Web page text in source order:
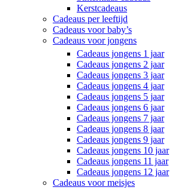
Kerstcadeaus
Cadeaus per leeftijd
Cadeaus voor baby’s
Cadeaus voor jongens
Cadeaus jongens 1 jaar
Cadeaus jongens 2 jaar
Cadeaus jongens 3 jaar
Cadeaus jongens 4 jaar
Cadeaus jongens 5 jaar
Cadeaus jongens 6 jaar
Cadeaus jongens 7 jaar
Cadeaus jongens 8 jaar
Cadeaus jongens 9 jaar
Cadeaus jongens 10 jaar
Cadeaus jongens 11 jaar
Cadeaus jongens 12 jaar
Cadeaus voor meisjes